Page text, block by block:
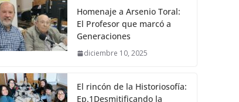
Homenaje a Arsenio Toral:
El Profesor que marcó a
Generaciones
diciembre 10, 2025
El rincón de la Historiosofía:
Ep.1Desmitificando la